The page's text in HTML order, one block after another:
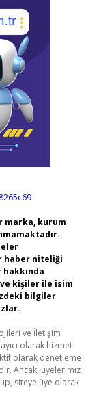
marka, kurum
haber niteliği
kişiler ile isim
bilgiler
ve İletişim
olarak hizmet
olarak denetleme
Ancak, üyelerimiz
siteye üye olarak